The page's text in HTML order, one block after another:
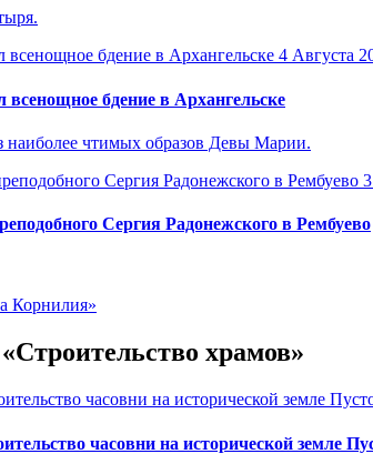
4 Августа
бдение в Архангельске
чтимых образов Девы Марии.
Сергия Радонежского в Рембуево
Корнилия»
храмов»
часовни на исторической земле